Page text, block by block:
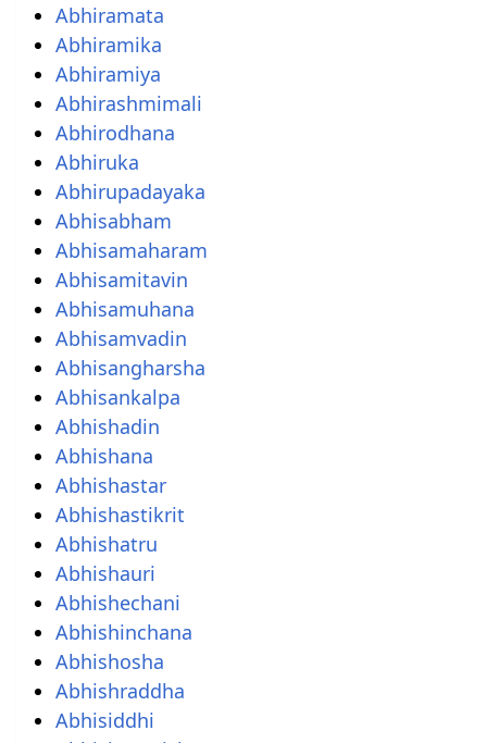
Abhiramata
Abhiramika
Abhiramiya
Abhirashmimali
Abhirodhana
Abhiruka
Abhirupadayaka
Abhisabham
Abhisamaharam
Abhisamitavin
Abhisamuhana
Abhisamvadin
Abhisangharsha
Abhisankalpa
Abhishadin
Abhishana
Abhishastar
Abhishastikrit
Abhishatru
Abhishauri
Abhishechani
Abhishinchana
Abhishosha
Abhishraddha
Abhisiddhi